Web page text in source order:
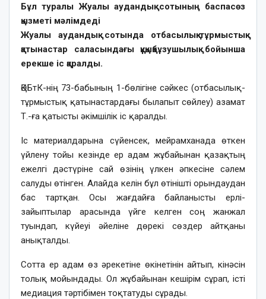
Бұл туралы Жуалы аудандық сотының баспасөз
қызметі мәлімдеді
Жуалы аудандық сотында отбасылық-тұрмыстық
қатынастар саласындағы құқықбұзушылық бойынша
ерекше іс қаралды.
ӘҚБтК-нің 73-бабының 1-бөлігіне сәйкес (отбасылық-
тұрмыстық қатынастардағы былапыт сөйлеу) азамат
Т.-ға қатысты әкімшілік іс қаралды.
Іс материалдарына сүйенсек, мейрамханада өткен
үйлену тойы кезінде ер адам жұбайынан қазақтың
ежелгі дәстүріне сай өзінің үлкен әпкесіне сәлем
салуды өтінген. Алайда келін бұл өтінішті орындаудан
бас тартқан. Осы жағдайға байланысты ерлі-
зайыптылар арасында үйге келген соң жанжал
туындап, күйеуі әйеліне дөрекі сөздер айтқаны
анықталды.
Сотта ер адам өз әрекетіне өкінетінін айтып, кінәсін
толық мойындады. Ол жұбайынан кешірім сұрап, істі
медиация тәртібімен тоқтатуды сұрады.